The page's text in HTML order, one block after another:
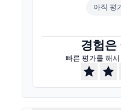
아직 평
경험은
빠른 평가를 해